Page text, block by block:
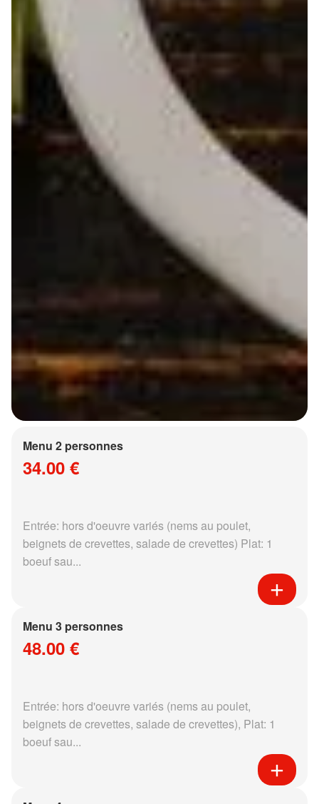
Menu 2 personnes
34.00 €
Entrée: hors d'oeuvre variés (nems au poulet,
beignets de crevettes, salade de crevettes) Plat: 1
boeuf sau...
Menu 3 personnes
48.00 €
Entrée: hors d'oeuvre variés (nems au poulet,
beignets de crevettes, salade de crevettes), Plat: 1
boeuf sau...